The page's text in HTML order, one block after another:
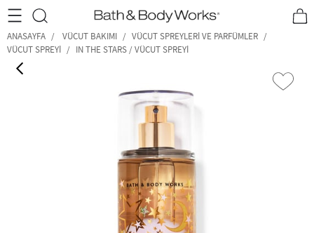
•2200₺ ve Üzeri Kargo Ücretsiz!• *Promosyon Detayları
ANASAYFA VÜCUT BAKIMI
VÜCUT SPREYLERI VE PARFÜMLER
VÜCUT SPREYI
IN THE STARS / VÜCUT SPREYI